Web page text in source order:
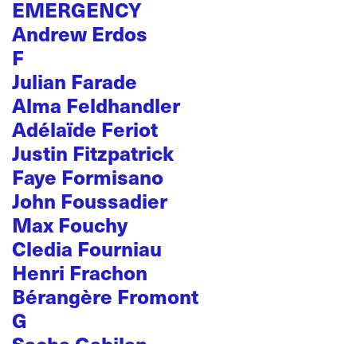
EMERGENCY
Andrew Erdos
F
Julian Farade
Alma Feldhandler
Adélaïde Feriot
Justin Fitzpatrick
Faye Formisano
John Foussadier
Max Fouchy
Cledia Fourniau
Henri Frachon
Bérangère Fromont
G